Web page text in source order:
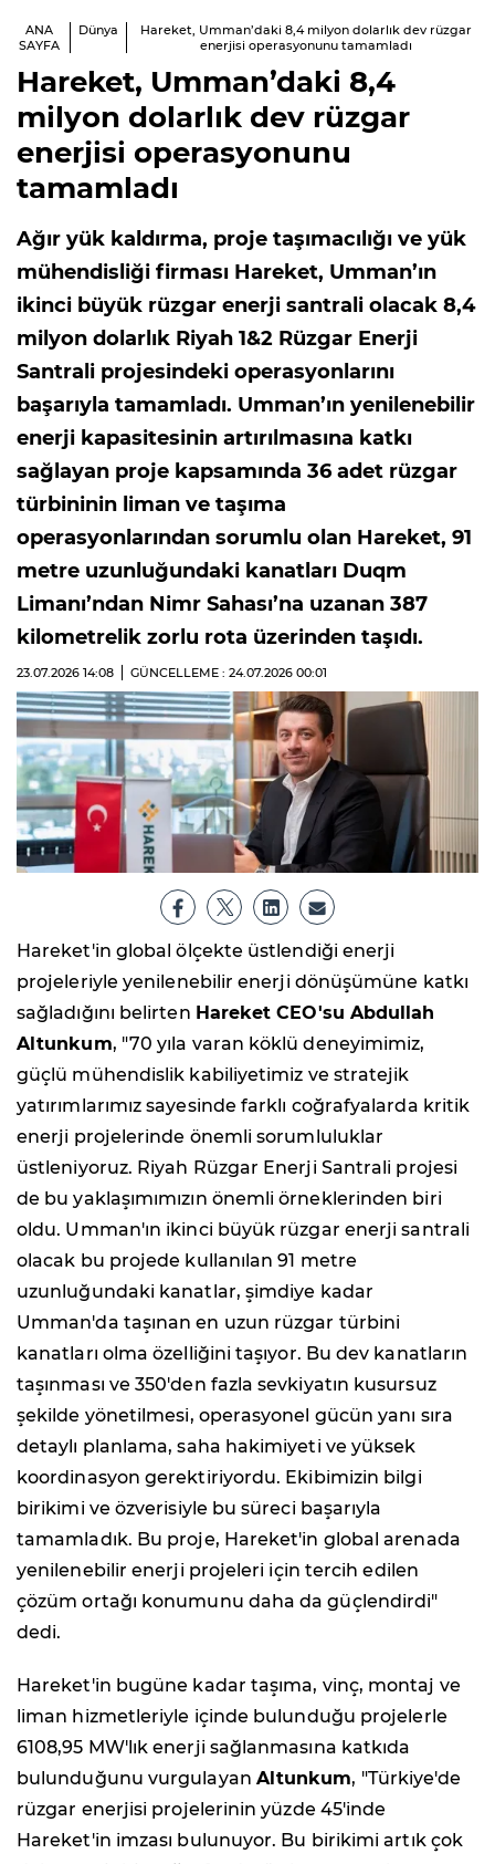
ANA
SAYFA
Dünya
Hareket, Umman’daki 8,4 milyon dolarlık dev rüzgar
enerjisi operasyonunu tamamladı
Hareket, Umman’daki 8,4
milyon dolarlık dev rüzgar
enerjisi operasyonunu
tamamladı
Ağır yük kaldırma, proje taşımacılığı ve yük
mühendisliği firması Hareket, Umman’ın
ikinci büyük rüzgar enerji santrali olacak 8,4
milyon dolarlık Riyah 1&2 Rüzgar Enerji
Santrali projesindeki operasyonlarını
başarıyla tamamladı. Umman’ın yenilenebilir
enerji kapasitesinin artırılmasına katkı
sağlayan proje kapsamında 36 adet rüzgar
türbininin liman ve taşıma
operasyonlarından sorumlu olan Hareket, 91
metre uzunluğundaki kanatları Duqm
Limanı’ndan Nimr Sahası’na uzanan 387
kilometrelik zorlu rota üzerinden taşıdı.
23.07.2026 14:08 GÜNCELLEME : 24.07.2026 00:01
Hareket'in global ölçekte üstlendiği enerji
projeleriyle yenilenebilir enerji dönüşümüne katkı
sağladığını belirten Hareket CEO'su Abdullah
Altunkum, "70 yıla varan köklü deneyimimiz,
güçlü mühendislik kabiliyetimiz ve stratejik
yatırımlarımız sayesinde farklı coğrafyalarda kritik
enerji projelerinde önemli sorumluluklar
üstleniyoruz. Riyah Rüzgar Enerji Santrali projesi
de bu yaklaşımımızın önemli örneklerinden biri
oldu. Umman'ın ikinci büyük rüzgar enerji santrali
olacak bu projede kullanılan 91 metre
uzunluğundaki kanatlar, şimdiye kadar
Umman'da taşınan en uzun rüzgar türbini
kanatları olma özelliğini taşıyor. Bu dev kanatların
taşınması ve 350'den fazla sevkiyatın kusursuz
şekilde yönetilmesi, operasyonel gücün yanı sıra
detaylı planlama, saha hakimiyeti ve yüksek
koordinasyon gerektiriyordu. Ekibimizin bilgi
birikimi ve özverisiyle bu süreci başarıyla
tamamladık. Bu proje, Hareket'in global arenada
yenilenebilir enerji projeleri için tercih edilen
çözüm ortağı konumunu daha da güçlendirdi"
dedi.
Hareket'in bugüne kadar taşıma, vinç, montaj ve
liman hizmetleriyle içinde bulunduğu projelerle
6108,95 MW'lık enerji sağlanmasına katkıda
bulunduğunu vurgulayan Altunkum, "Türkiye'de
rüzgar enerjisi projelerinin yüzde 45'inde
Hareket'in imzası bulunuyor. Bu birikimi artık çok